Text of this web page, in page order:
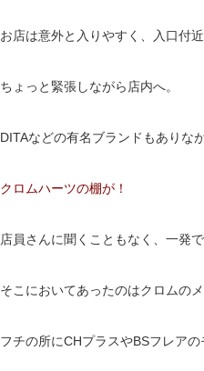
お店は意外と入りやすく、入口付
ちょっと緊張しながら店内へ。
DITAなどの有名ブランドもありな
クロムハーツの棚が！
店員さんに聞くこともなく、一発
そこにおいてあったのはクロムの
フチの所にCHプラスやBSフレア